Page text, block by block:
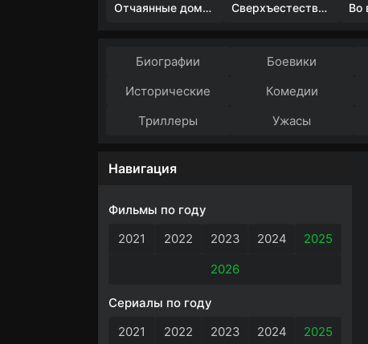
Отчаянные домохозяйки (1 сезон) Сверхъестественное
Биографии Боевики
Исторические
Комедии
Триллеры
Ужасы
Навигация
Фильмы по году
2021
2022 2023 2024
2025
2026
Сериалы по году
2021
2022 2023 2024
2025